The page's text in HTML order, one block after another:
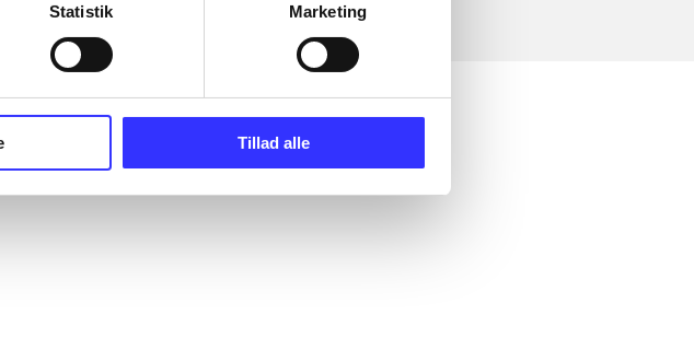
Statistik Marketing
Tillad alle